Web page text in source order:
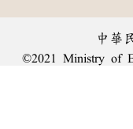
中華
©2021 Ministry of